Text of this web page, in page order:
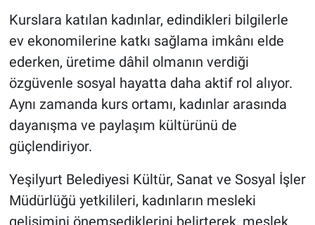
Kurslara katılan kadınlar, edindikleri bilgilerle
ev ekonomilerine katkı sağlama imkânı elde
ederken, üretime dâhil olmanın verdiği
özgüvenle sosyal hayatta daha aktif rol alıyor.
Aynı zamanda kurs ortamı, kadınlar arasında
dayanışma ve paylaşım kültürünü de
güçlendiriyor.
Yeşilyurt Belediyesi Kültür, Sanat ve Sosyal İşler
Müdürlüğü yetkilileri, kadınların mesleki